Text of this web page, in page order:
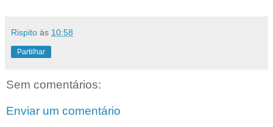
Rispito às 10:58
Partilhar
Sem comentários:
Enviar um comentário